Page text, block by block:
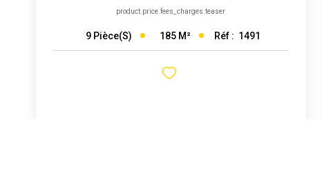
product.price.fees_charges.teaser
9 Pièce(s) 185 M² Réf : 1491